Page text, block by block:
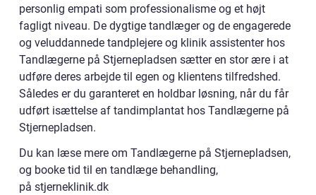
personlig empati som professionalisme og et højt
fagligt niveau. De dygtige tandlæger og de engagerede
og veluddannede tandplejere og klinik assistenter hos
Tandlægerne på Stjernepladsen sætter en stor ære i at
udføre deres arbejde til egen og klientens tilfredshed.
Således er du garanteret en holdbar løsning, når du får
udført isættelse af tandimplantat hos Tandlægerne på
Stjernepladsen.
Du kan læse mere om Tandlægerne på Stjernepladsen,
og booke tid til en tandlæge behandling,
på stjerneklinik.dk